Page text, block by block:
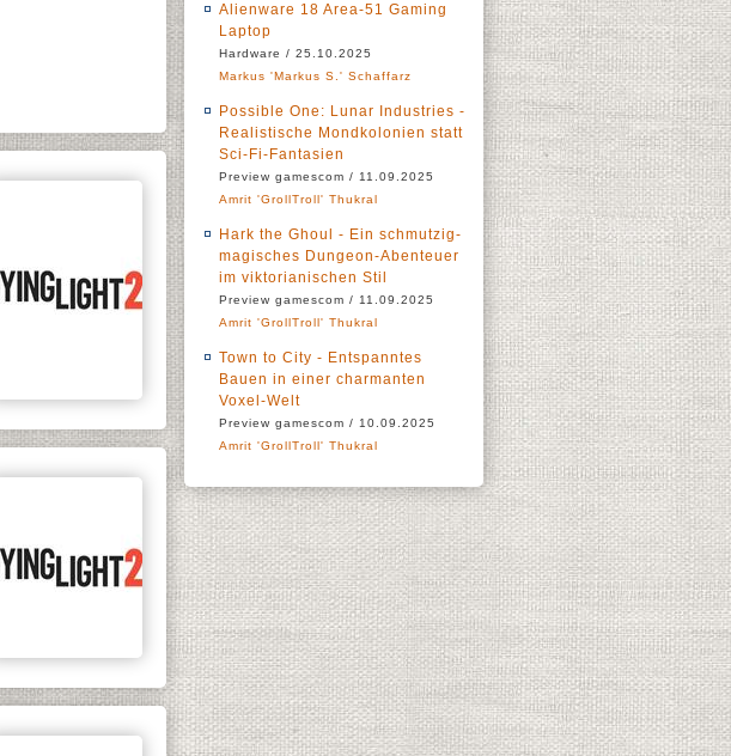
Alienware 18 Area-51 Gaming
Laptop
Hardware / 25.10.2025
Markus 'Markus S.' Schaffarz
Possible One: Lunar Industries -
Realistische Mondkolonien statt
Sci-Fi-Fantasien
Preview gamescom / 11.09.2025
Amrit 'GrollTroll' Thukral
Hark the Ghoul - Ein schmutzig-
magisches Dungeon-Abenteuer
im viktorianischen Stil
Preview gamescom / 11.09.2025
Amrit 'GrollTroll' Thukral
Town to City - Entspanntes
Bauen in einer charmanten
Voxel-Welt
Preview gamescom / 10.09.2025
Amrit 'GrollTroll' Thukral